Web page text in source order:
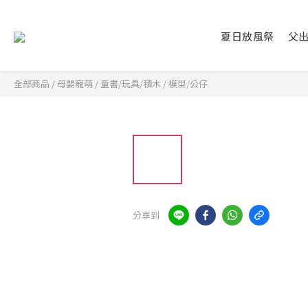
夏日放風祭 父
全部商品 / 母嬰寵萌 / 童書/玩具/積木 /模型/公仔
分享到